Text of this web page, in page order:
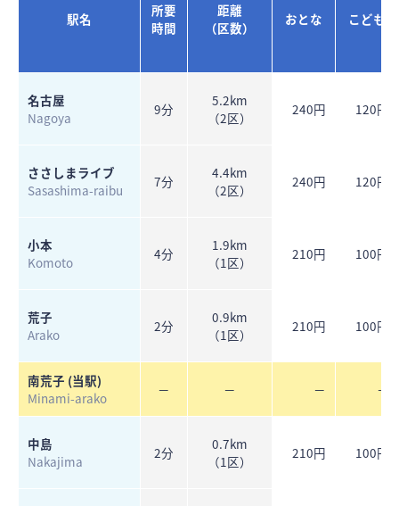
駅名
所要
時間
距離
（区数）
おとな こども
名古屋
Nagoya
9分
5.2km
（2区）
240円 120円
ささしまライブ
Sasashima-raibu
7分
4.4km
（2区）
240円 120円
小本
Komoto
4分
1.9km
（1区）
210円 100円
荒子
Arako
2分
0.9km
（1区）
210円 100円
南荒子 (当駅)
Minami-arako
－ － － －
中島
Nakajima
2分
0.7km
（1区）
210円 100円